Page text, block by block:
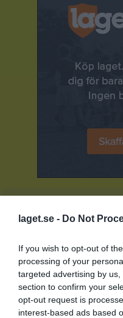
laget.se - Do Not
If you wish to opt-out of
processing of your
targeted advertising by
section to confirm your
opt-out request is
interest-based ads based
Ingen video uppladdad
Logga in och ladda upp ert första